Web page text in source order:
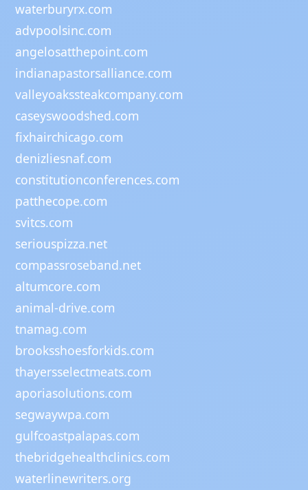
waterburyrx.com
advpoolsinc.com
angelosatthepoint.com
indianapastorsalliance.com
valleyoakssteakcompany.com
caseyswoodshed.com
fixhairchicago.com
denizliesnaf.com
constitutionconferences.com
patthecope.com
svitcs.com
seriouspizza.net
compassroseband.net
altumcore.com
animal-drive.com
tnamag.com
brooksshoesforkids.com
thayersselectmeats.com
aporiasolutions.com
segwaywpa.com
gulfcoastpalapas.com
thebridgehealthclinics.com
waterlinewriters.org